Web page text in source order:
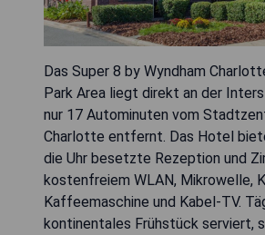
Das Super 8 by Wyndham
Park Area liegt direkt an der
nur 17 Autominuten vom
Charlotte entfernt. Das Hotel
die Uhr besetzte Rezeption und
kostenfreiem WLAN, Mikrowelle,
Kaffeemaschine und Kabel-TV.
kontinentales Frühstück serviert,